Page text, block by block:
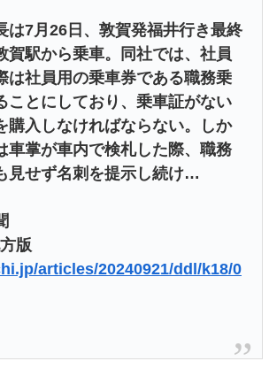
は7月26日、敦賀発福井行き最終
賀駅から乗車。同社では、社員
は社員用の乗車券である職務乗
ことにしており、乗車証がない
購入しなければならない。しか
車掌が車内で検札した際、職務
見せず名刺を提示し続け…
版
articles/20240921/ddl/k18/0